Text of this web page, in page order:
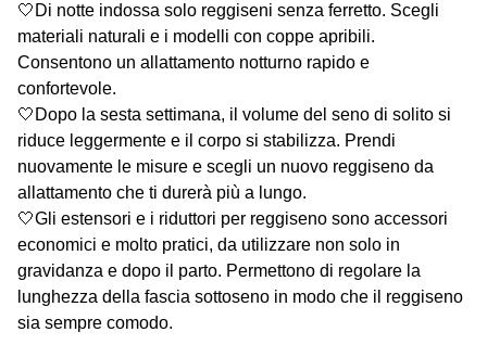
🤍Di notte indossa solo reggiseni senza ferretto. Scegli
materiali naturali e i modelli con coppe apribili.
Consentono un allattamento notturno rapido e
confortevole.
🤍Dopo la sesta settimana, il volume del seno di solito si
riduce leggermente e il corpo si stabilizza. Prendi
nuovamente le misure e scegli un nuovo reggiseno da
allattamento che ti durerà più a lungo.
🤍Gli estensori e i riduttori per reggiseno sono accessori
economici e molto pratici, da utilizzare non solo in
gravidanza e dopo il parto. Permettono di regolare la
lunghezza della fascia sottoseno in modo che il reggiseno
sia sempre comodo.